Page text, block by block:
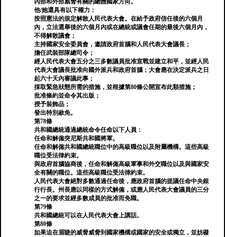
內部和外部威脅有關的總體國家方向。
他/她還具有以下權力：
按照憲法的規定解散人民代表大會。在給予政府信任後的六個月
內，立法選舉後的六個月內或在總統或議會任期的最後六個月內，
不得解散議會；
主持國家安全委員會，邀請政府首腦和人民代表大會議長；
擔任武裝部隊總司令；
經人民代表大會五分之三多數議員批准宣戰並建立和平，並經人民
代表大會議長批准向國外派兵和政府首腦；大會應在決定派兵之日
起六十天內審議此事；
採取緊急狀態所需的措施，並根據第80條公開宣布此類措施；
批准條約並命令其出版；
授予裝飾品；
發出特別赦免。
第78條
共和國總統通過總統命令任命以下人員：
任命和解僱突尼斯共和國將軍。
任命和解僱共和國總統職位中的高級職位以及附屬機構。這些高級
職位受法律約束。
與政府首腦協商後，任命和解僱高級軍事和外交職位以及與國家安
全有關的職位。這些高級職位受法律約束。
人民代表大會絕對多數通過任命後，應政府首腦的提議任命中央銀
行行長。州長應以同樣的方式解僱，或應人民代表大會議員的三分
之一的要求並經多數成員的批准而免職。
第79條
共和國總統可以在人民代表大會上講話。
第80條
如果迫在眉睫的威脅威脅到國家機構或國家的安全或獨立，並妨礙